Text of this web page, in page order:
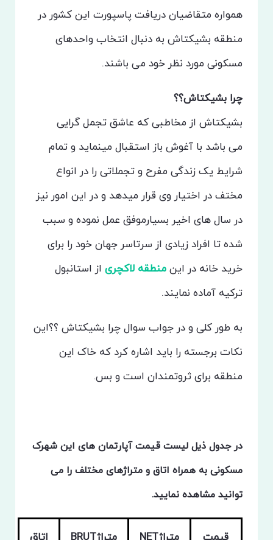
همواره متقاضیان دریافت پاسپورت این کشور در
منطقه بشیکتاش به دنبال انتخاب واحدهای
مسکونی مورد نظر خود می باشند.
چرا بشیکتاش؟؟
بشیکتاش از مخاطبی که عاشق تجمل گرایی
می باشد با آغوش باز استقبال مینماید و تمام
شرایط یک زندگی مفرح و تجملاتی را در انواع
مختف در اختیار وی قرار میدهد و در این امور نیز
در سال های اخیر بسیارموفق عمل نموده و سبب
شده تا افراد زیادی از سرتاسر جهان خود را برای
خرید خانه در اینمنطقه لاکچری از استانبول
ترکیه آماده نمایند.
به طور کلی و در جواب سوال چرا بشیکتاش ؟؟این
نکات برجسته را باید اشاره کرد که خاک این
منطقه برای ثروتمندان است و بس.
در جدول ذیل لیست قیمت آپارتمان های این شهرک
مسکونی به همراه اتاق و متراژهای مختلف را می
توانید مشاهده نمایید.